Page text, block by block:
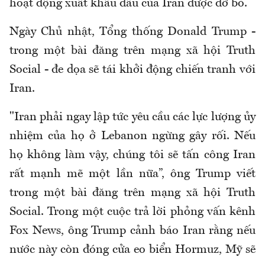
hoạt động xuất khẩu dầu của Iran được dỡ bỏ.
Ngày Chủ nhật, Tổng thống Donald Trump -
trong một bài đăng trên mạng xã hội Truth
Social - đe dọa sẽ tái khởi động chiến tranh với
Iran.
"Iran phải ngay lập tức yêu cầu các lực lượng ủy
nhiệm của họ ở Lebanon ngừng gây rối. Nếu
họ không làm vậy, chúng tôi sẽ tấn công Iran
rất mạnh mẽ một lần nữa”, ông Trump viết
trong một bài đăng trên mạng xã hội Truth
Social. Trong một cuộc trả lời phỏng vấn kênh
Fox News, ông Trump cảnh báo Iran rằng nếu
nước này còn đóng cửa eo biển Hormuz, Mỹ sẽ